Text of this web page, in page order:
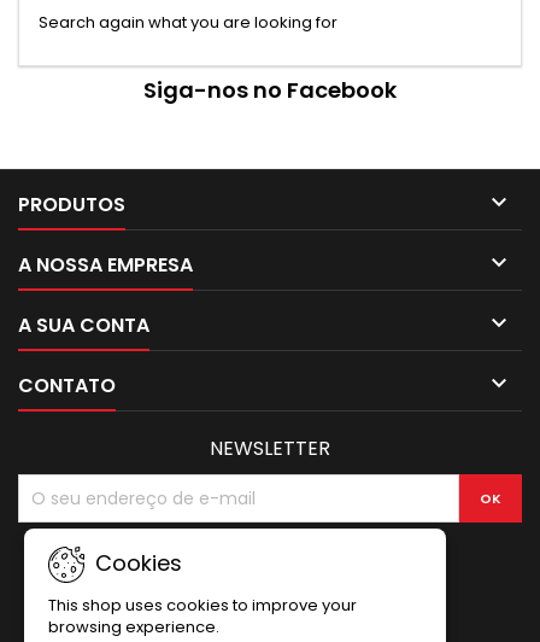
Search again what you are looking for
Siga-nos no Facebook
PRODUTOS 
A NOSSA EMPRESA 
A SUA CONTA 
CONTATO 
Cookies
This shop uses cookies to improve your
browsing experience.
NEWSLETTER